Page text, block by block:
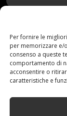
Per fornire le
per memorizzare e/
consenso a queste
comportamento di
acconsentire o
caratteristiche e
27
Bavaris,con,
ruote,
Articoli